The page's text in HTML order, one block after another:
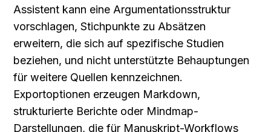
Assistent kann eine Argumentationsstruktur
vorschlagen, Stichpunkte zu Absätzen
erweitern, die sich auf spezifische Studien
beziehen, und nicht unterstützte Behauptungen
für weitere Quellen kennzeichnen.
Exportoptionen erzeugen Markdown,
strukturierte Berichte oder Mindmap-
Darstellungen, die für Manuskript-Workflows